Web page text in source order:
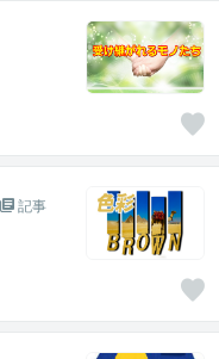
記事